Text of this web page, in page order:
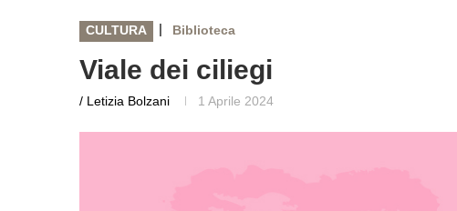
CULTURA | Biblioteca
Viale dei ciliegi
/ Letizia Bolzani 1 Aprile 2024